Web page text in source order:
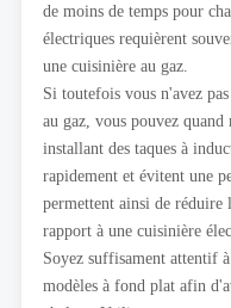
de moins de temps pour
électriques requièrent
une cuisinière au gaz.
Si toutefois vous n'avez
au gaz, vous pouvez
installant des taques à
rapidement et évitent une
permettent ainsi de réduire
rapport à une cuisinière
Soyez suffisament attentif
modèles à fond plat afin